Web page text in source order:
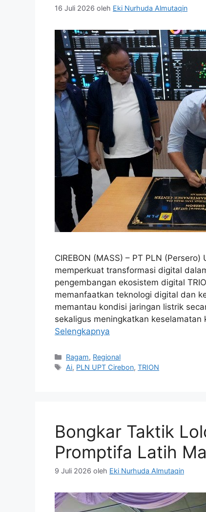
16 Juli 2026 oleh Eki Nurhuda Almutaqin
CIREBON (MASS) – PT PLN
memperkuat transformasi digital
pengembangan ekosistem digital
memanfaatkan teknologi digital dan
memantau kondisi jaringan listrik
sekaligus meningkatkan
Selengkapnya
Kategori
Ragam, Regional
Tag
Ai, PLN UPT Cirebon,TRION
Bongkar Taktik
Promptifa Latih
9 Juli 2026 oleh Eki Nurhuda Almutaqin